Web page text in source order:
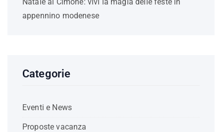
appennino modenese
Categorie
Eventi e News
Proposte vacanza